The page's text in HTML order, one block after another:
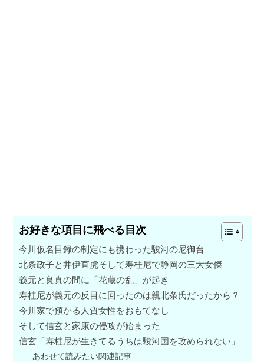
お好きな項目に飛べる目次
今川仮名目録の制定にも携わった駿河の尼御台
北条政子と井伊直虎そして寿桂尼で静岡の三大女傑
義元と良真の間に「花蔵の乱」が起き
寿桂尼が義元の反目に回ったのは親北条氏だったから？
今川家で預かる人質女性をおもてなし
そして信玄と家康の侵攻が始まった
信玄「寿桂尼が生きてるうちは駿河国を攻められない」
あわせて読みたい関連記事